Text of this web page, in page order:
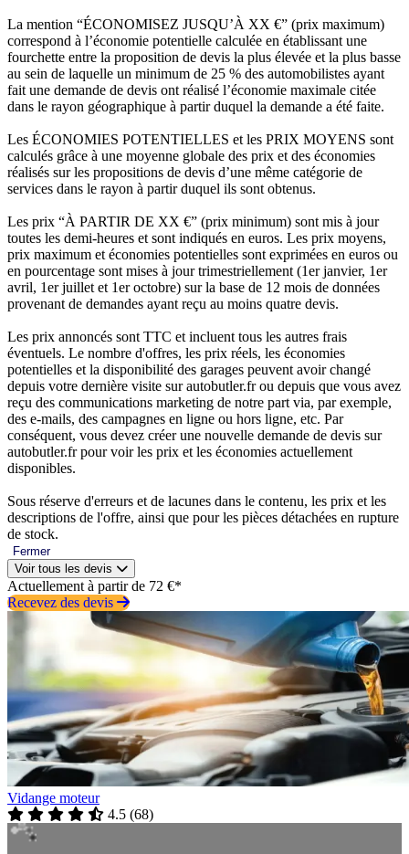
La mention “ÉCONOMISEZ JUSQU’À XX €” (prix maximum)
correspond à l’économie potentielle calculée en établissant une
fourchette entre la proposition de devis la plus élevée et la plus basse
au sein de laquelle un minimum de 25 % des automobilistes ayant
fait une demande de devis ont réalisé l’économie maximale citée
dans le rayon géographique à partir duquel la demande a été faite.
Les ÉCONOMIES POTENTIELLES et les PRIX MOYENS sont
calculés grâce à une moyenne globale des prix et des économies
réalisés sur les propositions de devis d’une même catégorie de
services dans le rayon à partir duquel ils sont obtenus.
Les prix “À PARTIR DE XX €” (prix minimum) sont mis à jour
toutes les demi-heures et sont indiqués en euros. Les prix moyens,
prix maximum et économies potentielles sont exprimées en euros ou
en pourcentage sont mises à jour trimestriellement (1er janvier, 1er
avril, 1er juillet et 1er octobre) sur la base de 12 mois de données
provenant de demandes ayant reçu au moins quatre devis.
Les prix annoncés sont TTC et incluent tous les autres frais
éventuels. Le nombre d'offres, les prix réels, les économies
potentielles et la disponibilité des garages peuvent avoir changé
depuis votre dernière visite sur autobutler.fr ou depuis que vous avez
reçu des communications marketing de notre part via, par exemple,
des e-mails, des campagnes en ligne ou hors ligne, etc. Par
conséquent, vous devez créer une nouvelle demande de devis sur
autobutler.fr pour voir les prix et les économies actuellement
disponibles.
Sous réserve d'erreurs et de lacunes dans le contenu, les prix et les
descriptions de l'offre, ainsi que pour les pièces détachées en rupture
de stock.
Fermer
Voir tous les devis
Actuellement à partir de 72 €*
Recevez des devis
Vidange moteur
4.5 (68)